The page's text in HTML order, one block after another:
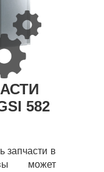
582
запчасти в
может